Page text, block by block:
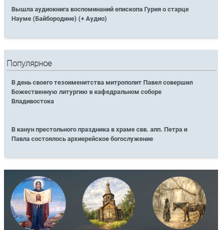
Вышла аудиокнига воспоминаний епископа Гурия о старце
Науме (Байбородине) (+ Аудио)
Популярное
В день своего тезоименитства митрополит Павел совершил
Божественную литургию в кафедральном соборе
Владивостока
В канун престольного праздника в храме свв. апп. Петра и
Павла состоялось архиерейское богослужение